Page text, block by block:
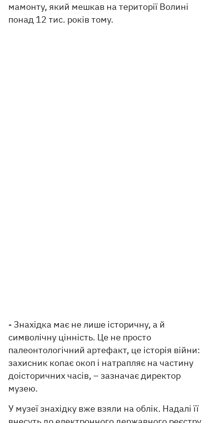
мамонту, який мешкав на території Волині
понад 12 тис. років тому.
- Знахідка має не лише історичну, а й
символічну цінність. Це не просто
палеонтологічний артефакт, це історія війни:
захисник копає окоп і натрапляє на частину
доісторичних часів, – зазначає директор
музею.
У музеї знахідку вже взяли на облік. Надалі її